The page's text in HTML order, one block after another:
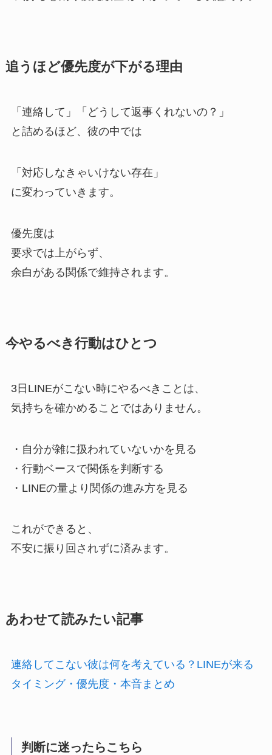
追うほど優先度が下がる理由
「連絡して」「どうして返事くれないの？」
と詰めるほど、彼の中では
「対応しなきゃいけない存在」
に変わっていきます。
優先度は
要求では上がらず、
余白がある関係で維持されます。
今やるべき行動はひとつ
3日LINEがこない時にやるべきことは、
気持ちを確かめることではありません。
・自分が雑に扱われていないかを見る
・行動ベースで関係を判断する
・LINEの量より関係の進み方を見る
これができると、
不安に振り回されずに済みます。
あわせて読みたい記事
連絡してこない彼は何を考えている？LINEが来る
タイミング・優先度・本音まとめ
判断に迷ったらこちら